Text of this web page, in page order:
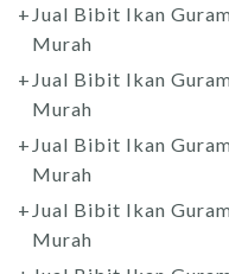
Jual Bibit Ikan
Murah
Jual Bibit Ikan
Murah
Jual Bibit Ikan
Murah
Jual Bibit Ikan
Murah